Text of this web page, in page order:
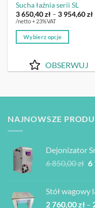
Sucha łaźnia serii SL
3 650,40zł – 3 954,60zł
/netto + 23%VAT
Wybierz opcje
produkt
ma
wybrać
na
stronie
produktu
OBSERWUJ
NAJNOWSZE
Dejonizator
6 850,00zł
6
6
Stół wagowy
2 760,00zł –